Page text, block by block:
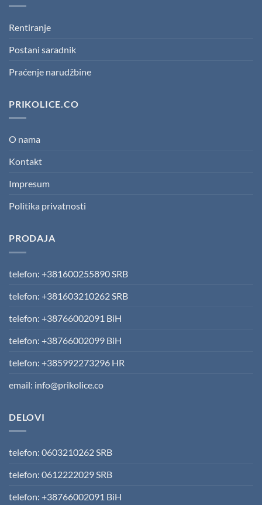
Rentiranje
Postani saradnik
Praćenje narudžbine
PRIKOLICE.CO
O nama
Kontakt
Impresum
Politika privatnosti
PRODAJA
telefon: +381600255890 SRB
telefon: +381603210262 SRB
telefon: +38766002091 BiH
telefon: +38766002099 BiH
telefon: +385992273296 HR
email: info@prikolice.co
DELOVI
telefon: 0603210262 SRB
telefon: 0612222029 SRB
telefon: +38766002091 BiH